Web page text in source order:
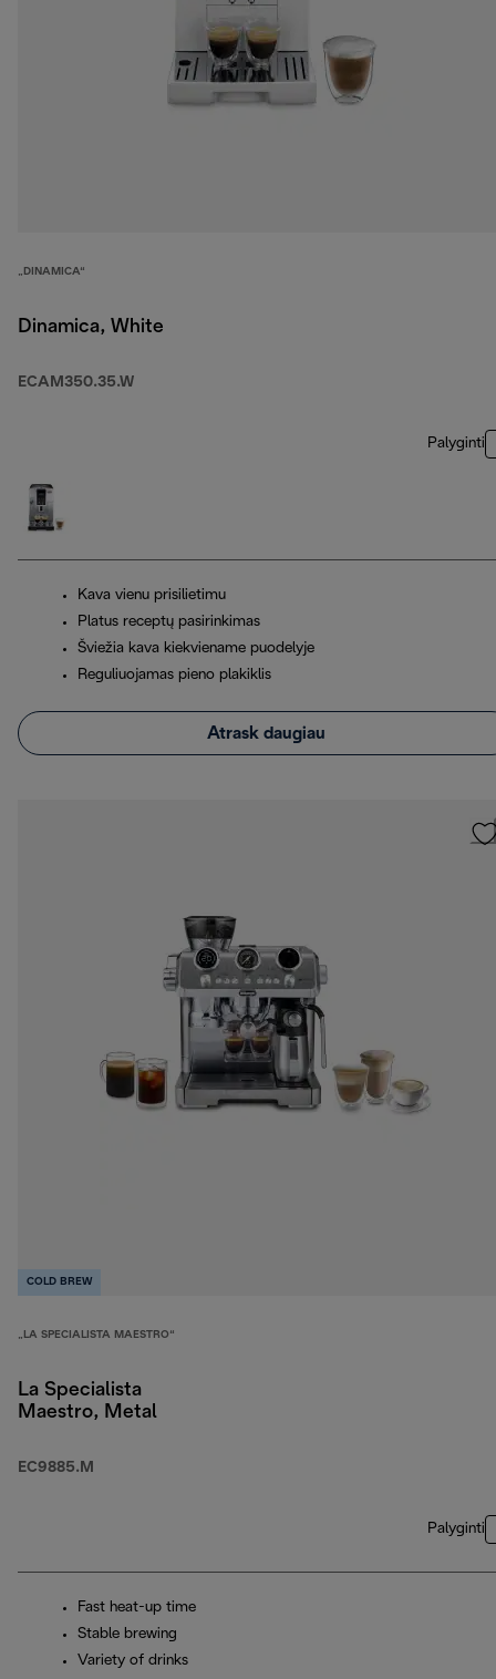
„DINAMICA“
Dinamica, White
ECAM350.35.W
Palyginti
Kava vienu prisilietimu
Platus receptų pasirinkimas
Šviežia kava kiekviename puodelyje
Reguliuojamas pieno plakiklis
Atrask daugiau
COLD BREW
„LA SPECIALISTA MAESTRO“
La Specialista
Maestro, Metal
EC9885.M
Palyginti
Fast heat-up time
Stable brewing
Variety of drinks